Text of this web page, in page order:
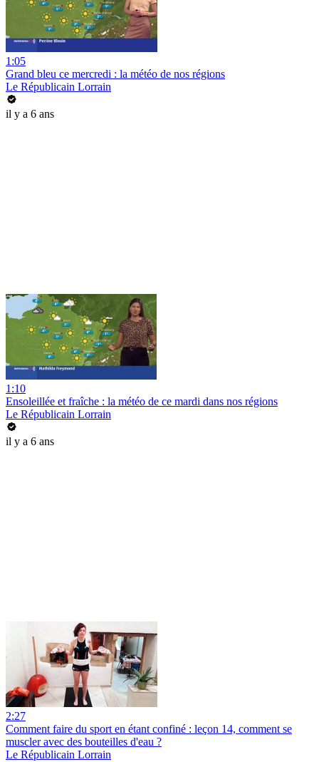
1:05
Grand bleu ce mercredi : la météo de nos régions
Le Républicain Lorrain
il y a 6 ans
1:10
Ensoleillée et fraîche : la météo de ce mardi dans nos régions
Le Républicain Lorrain
il y a 6 ans
2:27
Comment faire du sport en étant confiné : leçon 14, comment se
muscler avec des bouteilles d'eau ?
Le Républicain Lorrain